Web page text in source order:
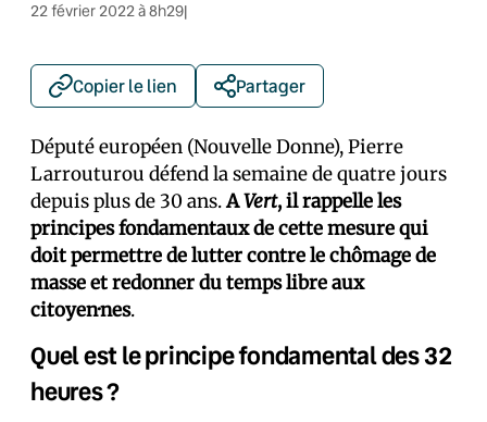
22 février 2022 à 8h29|
Copier le lien Partager
Député européen (Nouvelle Donne), Pierre
Larrouturou défend la semaine de quatre jours
depuis plus de 30 ans.AVert, il rappelle les
principes fondamentaux de cette mesure qui
doit permettre de lutter contre le chômage de
masse et redonner du temps libre aux
citoyen·nes.
Quel est le principe fondamental des 32
heures ?